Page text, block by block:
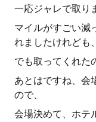
一応ジャレで取り
マイルがすごい減
れましたけれども、
でも取ってくれた
あとはですね、会
ので、
会場決めて、ホテ